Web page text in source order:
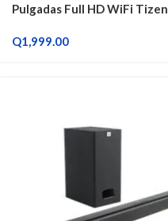
Pulgadas Full HD WiFi Tizen
Q1,999.00